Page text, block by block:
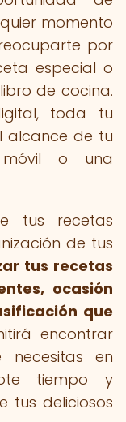
momento
por
especial o
de cocina.
toda tu
alcance de tu
o una
tus recetas
de tus
tus recetas
ocasión
que
encontrar
en
tiempo y
tus deliciosos